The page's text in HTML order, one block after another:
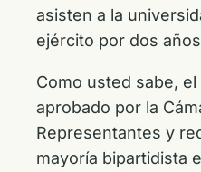
asisten a la
ejército por dos
Como usted sabe, el
aprobado por la
Representantes y
mayoría bipartidista